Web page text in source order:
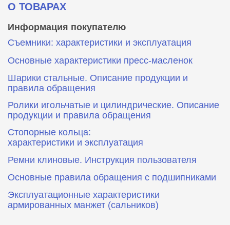
О ТОВАРАХ
Информация покупателю
Съемники: характеристики и эксплуатация
Основные характеристики пресс‑масленок
Шарики стальные. Описание продукции и
правила обращения
Ролики игольчатые и цилиндрические. Описание
продукции и правила обращения
Стопорные кольца:
характеристики и эксплуатация
Ремни клиновые. Инструкция пользователя
Основные правила обращения с подшипниками
Эксплуатационные характеристики
армированных манжет (сальников)